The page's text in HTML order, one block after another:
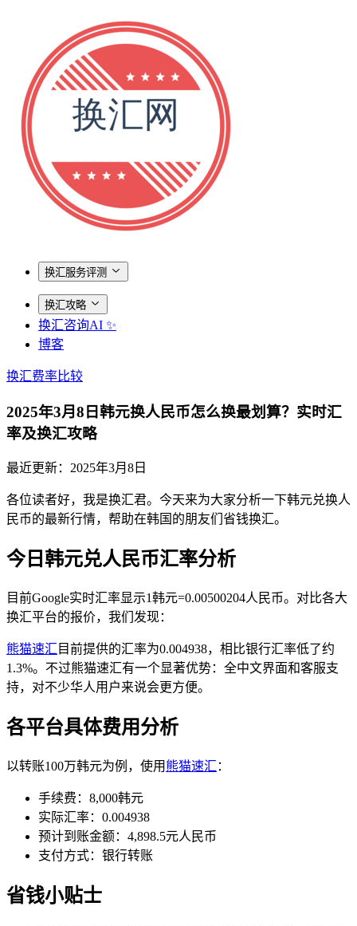
换汇服务评测
换汇攻略
换汇咨询AI ✨
博客
换汇费率比较
2025年3月8日韩元换人民币怎么换最划算？实时汇
率及换汇攻略
最近更新： 2025年3月8日
各位读者好，我是换汇君。今天来为大家分析一下韩元兑换人
民币的最新行情，帮助在韩国的朋友们省钱换汇。
今日韩元兑人民币汇率分析
目前Google实时汇率显示1韩元=0.00500204人民币。对比各大
换汇平台的报价，我们发现：
熊猫速汇 目前提供的汇率为0.004938，相比银行汇率低了约
1.3%。不过熊猫速汇有一个显著优势：全中文界面和客服支
持，对不少华人用户来说会更方便。
各平台具体费用分析
以转账100万韩元为例，使用 熊猫速汇 ：
手续费：8,000韩元
实际汇率：0.004938
预计到账金额：4,898.5元人民币
支付方式：银行转账
省钱小贴士